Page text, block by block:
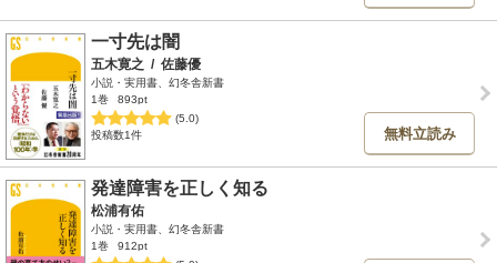
一寸先は闇
五木寛之 / 佐藤優
小説・実用書、幻冬舎新書
1巻
893pt
(5.0)
投稿数1件
無料立読み
発達障害を正しく知る
松浦有佑
小説・実用書、幻冬舎新書
1巻
912pt